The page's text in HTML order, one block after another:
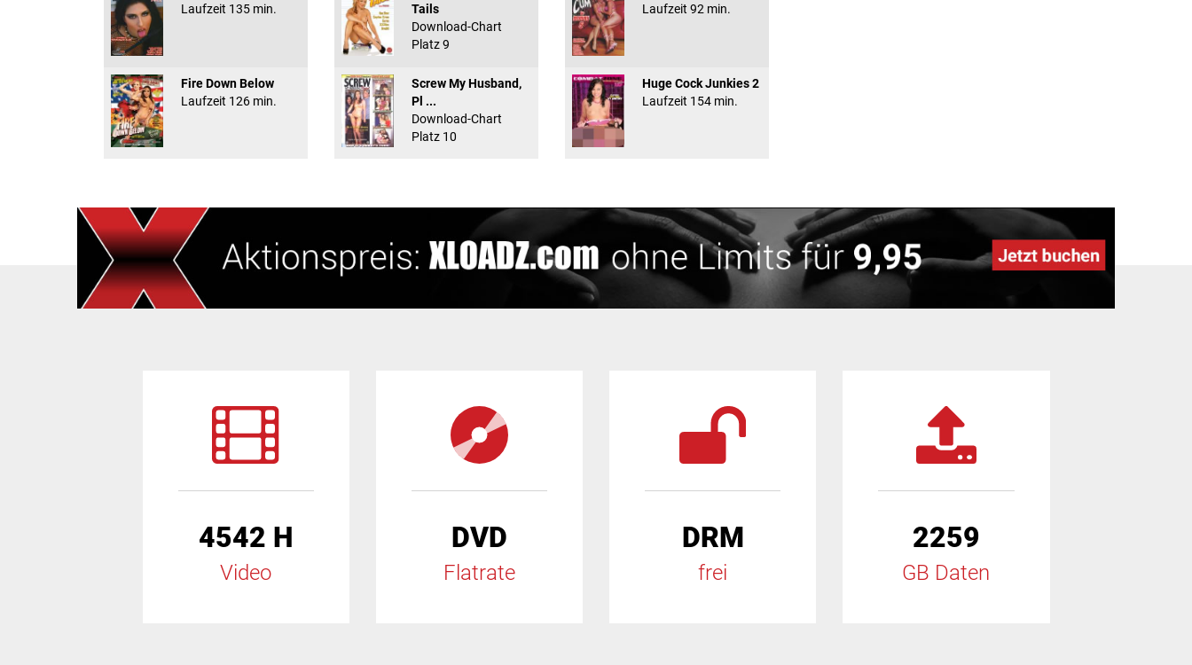
Laufzeit 135 min.
Fire Down Below
Laufzeit 126 min.
Tails
Download-Chart
Platz 9
Screw My Husband,
Pl ...
Download-Chart
Platz 10
Laufzeit 92 min.
Huge Cock Junkies 2
Laufzeit 154 min.
4542 H
Video
DVD
Flatrate
DRM
frei
2259
GB Daten